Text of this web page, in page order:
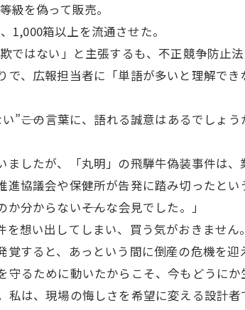
級を偽って販売。
1,000箱以上を流通させた。
ではない」と主張するも、不正競争防止法
、広報担当者に「単語が多いと理解でき
この言葉に、語れる誠意はあるでしょう
したが、「丸明」の飛騨牛偽装事件は
協議会や保健所が告発に踏み切ったとい
分からない――そんな会見でした。」
想い出してしまい、買う気がおきません。
すると、あっという間に倒産の危機を迎
るために動いたからこそ、今もどうにか
は、現場の悔しさを希望に変える設計者